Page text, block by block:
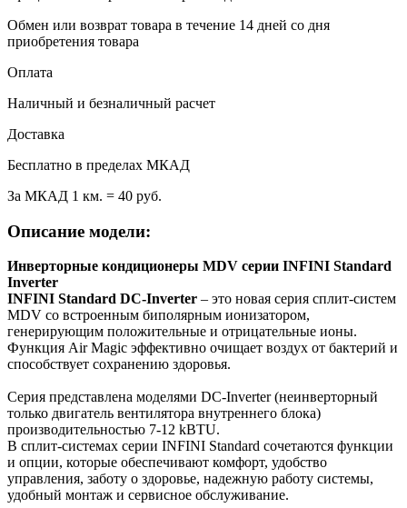
Обмен или возврат товара в течение 14 дней со дня
приобретения товара
Оплата
Наличный и безналичный расчет
Доставка
Бесплатно в пределах МКАД
За МКАД 1 км. = 40 руб.
Описание модели:
Инверторные кондиционеры MDV серии INFINI Standard
Inverter
INFINI Standard DC-Inverter – это новая серия сплит-систем
MDV со встроенным биполярным ионизатором,
генерирующим положительные и отрицательные ионы.
Функция Air Magic эффективно очищает воздух от бактерий и
способствует сохранению здоровья.
Серия представлена моделями DC-Inverter (неинверторный
только двигатель вентилятора внутреннего блока)
производительностью 7-12 kBTU.
В сплит-системах серии INFINI Standard сочетаются функции
и опции, которые обеспечивают комфорт, удобство
управления, заботу о здоровье, надежную работу системы,
удобный монтаж и сервисное обслуживание.